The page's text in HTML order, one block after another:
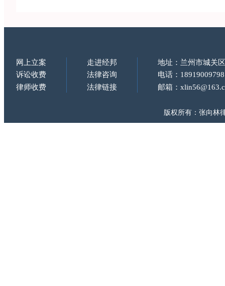
网上立案 走进经邦
地址：兰州市城关
诉讼收费
法律咨询
电话：18919009798
律师收费
法律链接 邮箱：
版权所有：张向林